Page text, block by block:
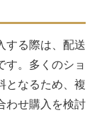
する際は、配送
す。多くのショ
となるため、複
わせ購入を検討